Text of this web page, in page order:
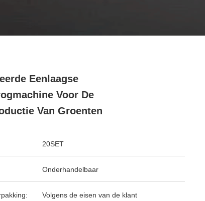
Eenlaagse
Voor De
Van Groenten
20SET
Onderhandelbaar
Volgens de eisen van de klant